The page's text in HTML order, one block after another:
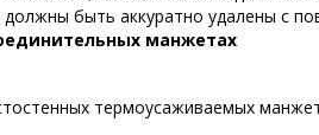
быть аккуратно удалены с
манжетах
термоусаживаемых